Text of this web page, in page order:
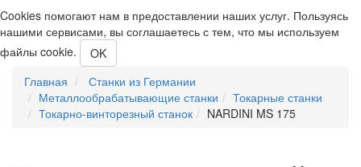
Cookies помогают нам в предоставлении наших услуг. Пользуясь
нашими сервисами, вы соглашаетесь с тем, что мы используем
файлы cookie.
OK
Главная
Станки из Германии
Металлообрабатывающие станки
Токарные станки
Токарно-винторезный станок
NARDINI MS 175